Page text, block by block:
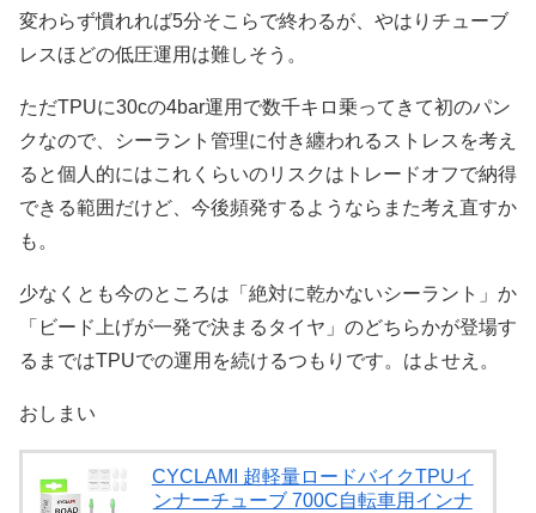
変わらず慣れれば5分そこらで終わるが、やはりチューブ
レスほどの低圧運用は難しそう。
ただTPUに30cの4bar運用で数千キロ乗ってきて初のパン
クなので、シーラント管理に付き纏われるストレスを考え
ると個人的にはこれくらいのリスクはトレードオフで納得
できる範囲だけど、今後頻発するようならまた考え直すか
も。
少なくとも今のところは「絶対に乾かないシーラント」か
「ビード上げが一発で決まるタイヤ」のどちらかが登場す
るまではTPUでの運用を続けるつもりです。はよせえ。
おしまい
CYCLAMI 超軽量ロードバイクTPUイ
ンナーチューブ 700C自転車用インナ